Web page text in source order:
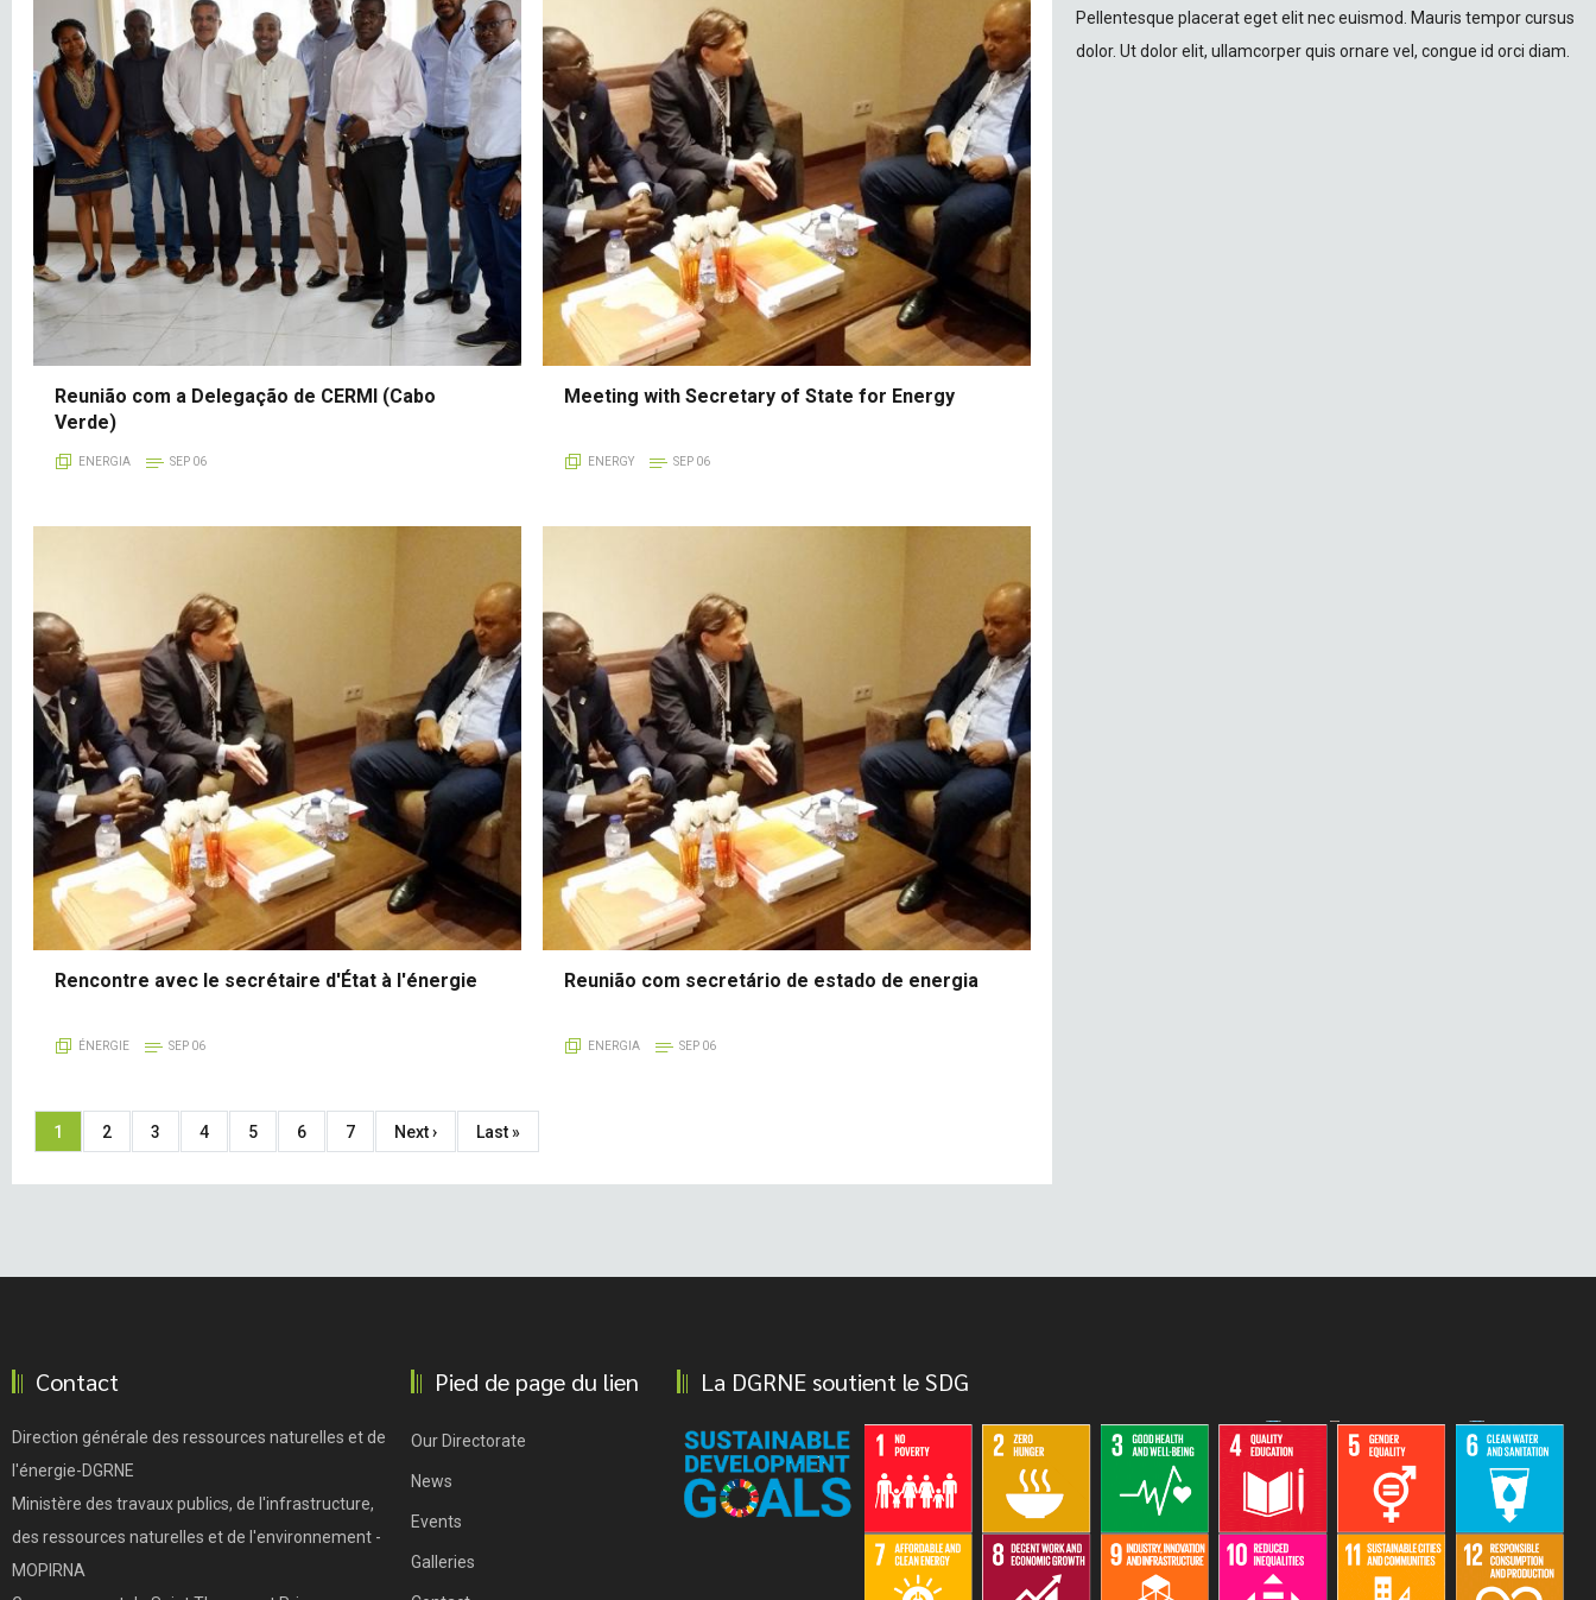
Reunião com a Delegação de CERMI (Cabo
Verde)
ENERGIA SEP 06
Meeting with Secretary of State for Energy
ENERGY SEP 06
Rencontre avec le secrétaire d'État à l'énergie
ÉNERGIE SEP 06
Reunião com secretário de estado de energia
ENERGIA SEP 06
Pagination
Current
1 Page
2 Page
3 Page
4 Page
5 Page
6 Page
7 Next
Next › Last
Last »
Pellentesque placerat eget elit nec euismod. Mauris tempor cursus
dolor. Ut dolor elit, ullamcorper quis ornare vel, congue id orci diam.
Contact
Direction générale des ressources naturelles et de
l'énergie-DGRNE
Ministère des travaux publics, de l'infrastructure,
des ressources naturelles et de l'environnement -
MOPIRNA
Pied de page du lien
Our Directorate
News
Events
Galleries
La DGRNE soutient le SDG